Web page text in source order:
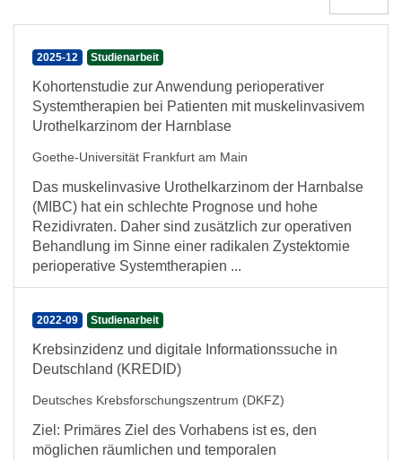
2025-12 Studienarbeit
Kohortenstudie zur Anwendung perioperativer
Systemtherapien bei Patienten mit muskelinvasivem
Urothelkarzinom der Harnblase
Goethe-Universität Frankfurt am Main
Das muskelinvasive Urothelkarzinom der Harnbalse
(MIBC) hat ein schlechte Prognose und hohe
Rezidivraten. Daher sind zusätzlich zur operativen
Behandlung im Sinne einer radikalen Zystektomie
perioperative Systemtherapien ...
2022-09 Studienarbeit
Krebsinzidenz und digitale Informationssuche in
Deutschland (KREDID)
Deutsches Krebsforschungszentrum (DKFZ)
Ziel: Primäres Ziel des Vorhabens ist es, den
möglichen räumlichen und temporalen